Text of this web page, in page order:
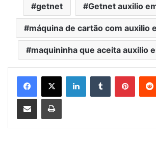
getnet Getnet auxilio
máquina de cartão com auxilio
maquininha que aceita auxilio
LinkedinTumblr
Compartilhar via e-mail Imprimir